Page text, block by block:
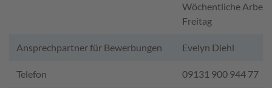
Wöchentliche
Freitag
Ansprechpartner für Bewerbungen Evelyn Diehl
Telefon 09131 900 944 77